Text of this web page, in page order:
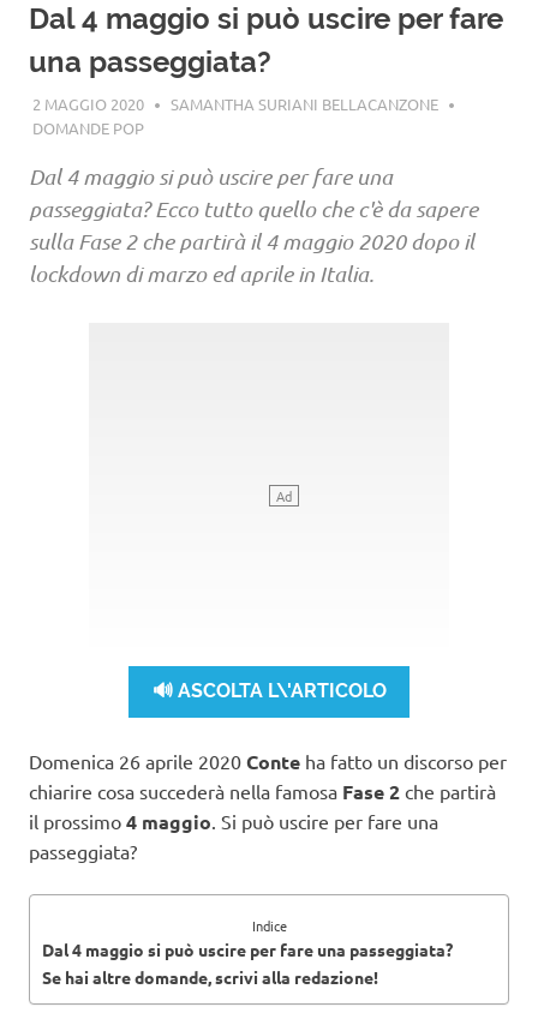
Dal 4 maggio si può uscire per fare
una passeggiata?
2 MAGGIO 2020
SAMANTHA SURIANI BELLACANZONE
DOMANDE POP
Dal 4 maggio si può uscire per fare una
passeggiata? Ecco tutto quello che c'è da sapere
sulla Fase 2 che partirà il 4 maggio 2020 dopo il
lockdown di marzo ed aprile in Italia.
🔊 ASCOLTA L\'ARTICOLO
Domenica 26 aprile 2020 Conte ha fatto un discorso per
chiarire cosa succederà nella famosa Fase 2 che partirà
il prossimo 4 maggio . Si può uscire per fare una
passeggiata?
Indice
Dal 4 maggio si può uscire per fare una passeggiata?
Se hai altre domande, scrivi alla redazione!